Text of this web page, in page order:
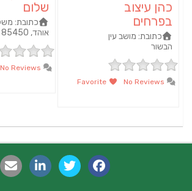
כהן עיצוב
בפרחים
כתובת: מושב עין
הבשור
שלום
כתובת:
אוהד, 85450